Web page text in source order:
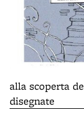
alla scoperta
disegnate